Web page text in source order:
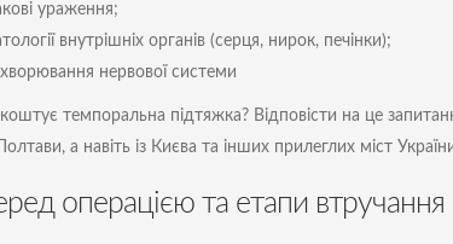
ураження;
внутрішніх органів (серця, нирок, печінки);
нервової системи
темпоральна підтяжка? Відповісти на це
а навіть із Києва та інших прилеглих міст
операцією та етапи втручання